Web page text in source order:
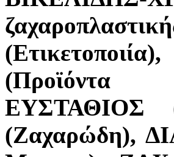
(Προϊόντα
ΕΥΣΤΑΘΙΟΣ
(Ζαχαρώδη),